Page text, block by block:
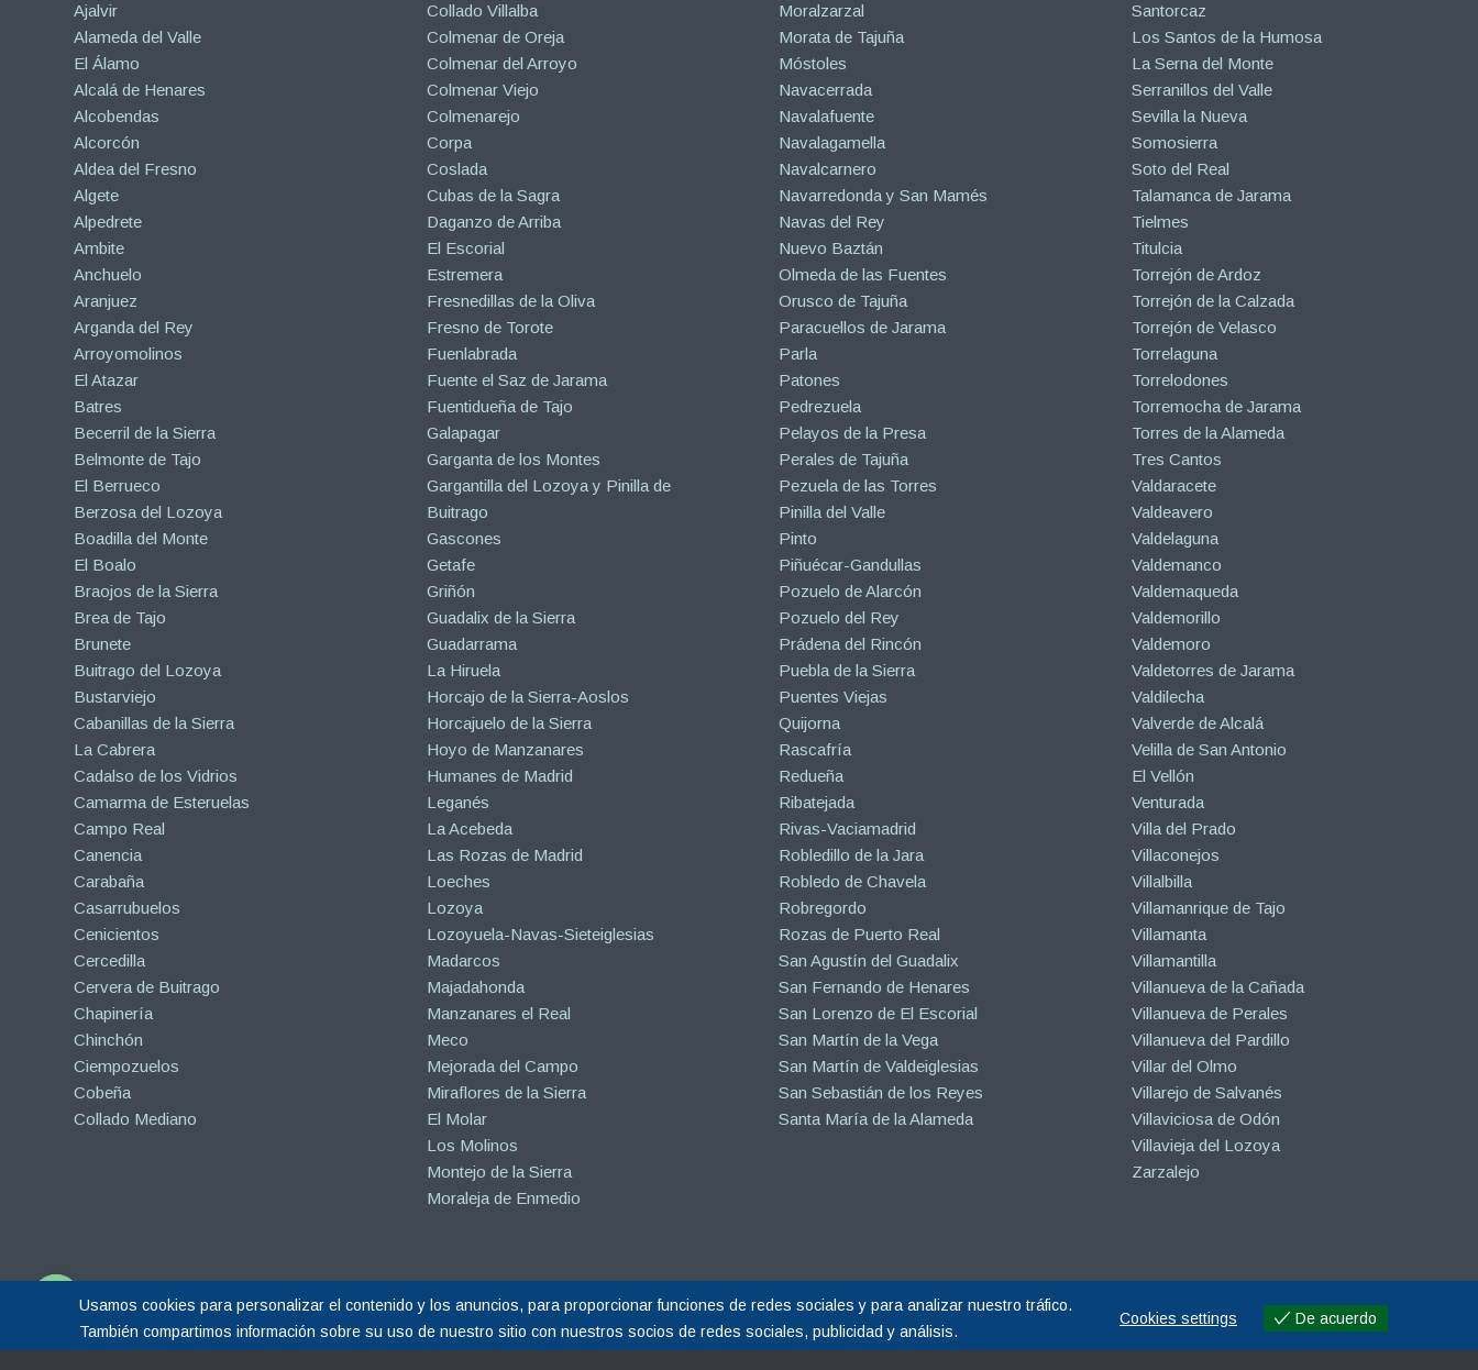
Ajalvir
Alameda del Valle
El Álamo
Alcalá de Henares
Alcobendas
Alcorcón
Aldea del Fresno
Algete
Alpedrete
Ambite
Anchuelo
Aranjuez
Arganda del Rey
Arroyomolinos
El Atazar
Batres
Becerril de la Sierra
Belmonte de Tajo
El Berrueco
Berzosa del Lozoya
Boadilla del Monte
El Boalo
Braojos de la Sierra
Brea de Tajo
Brunete
Buitrago del Lozoya
Bustarviejo
Cabanillas de la Sierra
La Cabrera
Cadalso de los Vidrios
Camarma de Esteruelas
Campo Real
Canencia
Carabaña
Casarrubuelos
Cenicientos
Cercedilla
Cervera de Buitrago
Chapinería
Chinchón
Ciempozuelos
Cobeña
Collado Mediano
Collado Villalba
Colmenar de Oreja
Colmenar del Arroyo
Colmenar Viejo
Colmenarejo
Corpa
Coslada
Cubas de la Sagra
Daganzo de Arriba
El Escorial
Estremera
Fresnedillas de la Oliva
Fresno de Torote
Fuenlabrada
Fuente el Saz de Jarama
Fuentidueña de Tajo
Galapagar
Garganta de los Montes
Gargantilla del Lozoya y Pinilla de
Buitrago
Gascones
Getafe
Griñón
Guadalix de la Sierra
Guadarrama
La Hiruela
Horcajo de la Sierra-Aoslos
Horcajuelo de la Sierra
Hoyo de Manzanares
Humanes de Madrid
Leganés
La Acebeda
Las Rozas de Madrid
Loeches
Lozoya
Lozoyuela-Navas-Sieteiglesias
Madarcos
Majadahonda
Manzanares el Real
Meco
Mejorada del Campo
Miraflores de la Sierra
El Molar
Los Molinos
Montejo de la Sierra
Moraleja de Enmedio
Moralzarzal
Morata de Tajuña
Móstoles
Navacerrada
Navalafuente
Navalagamella
Navalcarnero
Navarredonda y San Mamés
Navas del Rey
Nuevo Baztán
Olmeda de las Fuentes
Orusco de Tajuña
Paracuellos de Jarama
Parla
Patones
Pedrezuela
Pelayos de la Presa
Perales de Tajuña
Pezuela de las Torres
Pinilla del Valle
Pinto
Piñuécar-Gandullas
Pozuelo de Alarcón
Pozuelo del Rey
Prádena del Rincón
Puebla de la Sierra
Puentes Viejas
Quijorna
Rascafría
Redueña
Ribatejada
Rivas-Vaciamadrid
Robledillo de la Jara
Robledo de Chavela
Robregordo
Rozas de Puerto Real
San Agustín del Guadalix
San Fernando de Henares
San Lorenzo de El Escorial
San Martín de la Vega
San Martín de Valdeiglesias
San Sebastián de los Reyes
Santa María de la Alameda
Santorcaz
Los Santos de la Humosa
La Serna del Monte
Serranillos del Valle
Sevilla la Nueva
Somosierra
Soto del Real
Talamanca de Jarama
Tielmes
Titulcia
Torrejón de Ardoz
Torrejón de la Calzada
Torrejón de Velasco
Torrelaguna
Torrelodones
Torremocha de Jarama
Torres de la Alameda
Tres Cantos
Valdaracete
Valdeavero
Valdelaguna
Valdemanco
Valdemaqueda
Valdemorillo
Valdemoro
Valdetorres de Jarama
Valdilecha
Valverde de Alcalá
Velilla de San Antonio
El Vellón
Venturada
Villa del Prado
Villaconejos
Villalbilla
Villamanrique de Tajo
Villamanta
Villamantilla
Villanueva de la Cañada
Villanueva de Perales
Villanueva del Pardillo
Villar del Olmo
Villarejo de Salvanés
Villaviciosa de Odón
Villavieja del Lozoya
Zarzalejo
Sitio web gestionado por CalinDiseño Web y Posicionamiento SEO realizado por Calin☝ nº1 en Google España
Usamos cookies para personalizar el contenido y los anuncios, para proporcionar funciones de redes sociales y para analizar nuestro tráfico.
También compartimos información sobre su uso de nuestro sitio con nuestros socios de redes sociales, publicidad y análisis.
Cookies settings De acuerdo
Open
chaty